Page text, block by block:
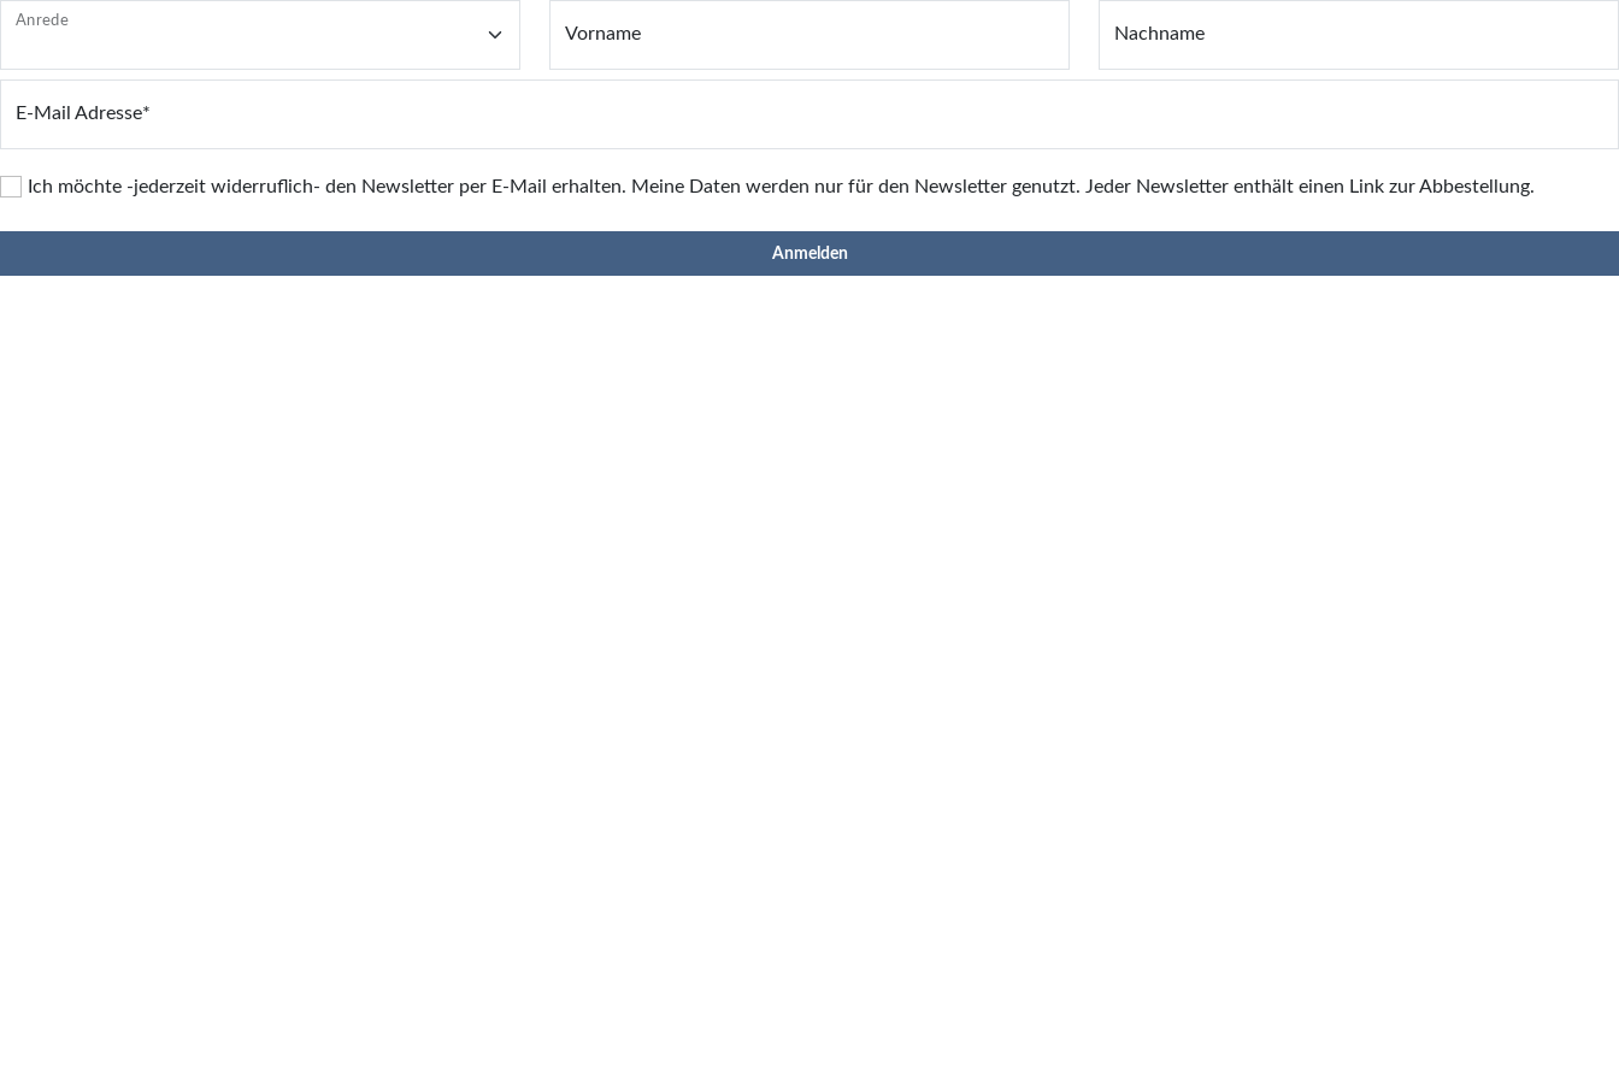
Anrede
Vorname Nachname
E-Mail Adresse*
Ich möchte -jederzeit widerruflich- den Newsletter per E-Mail erhalten. Meine Daten werden nur für den Newsletter genutzt. Jeder Newsletter enthält einen Link zur Abbestellung.